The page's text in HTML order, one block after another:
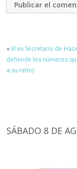
« El ex Secretario de
defiende los números
a su retiro
SÁBADO 8 DE